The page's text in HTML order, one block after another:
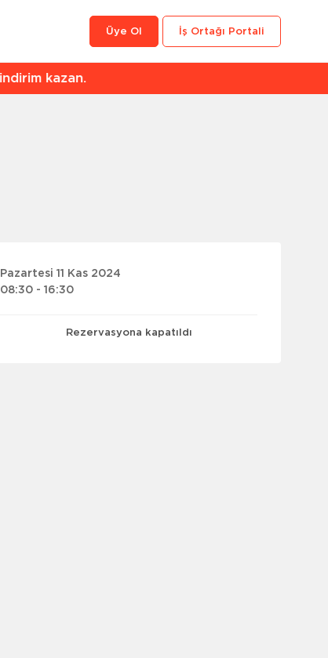
İş Ortağı Portali
Üye Ol
Pazartesi 11 Kas 2024
08:30 - 16:30
Rezervasyona kapatıldı